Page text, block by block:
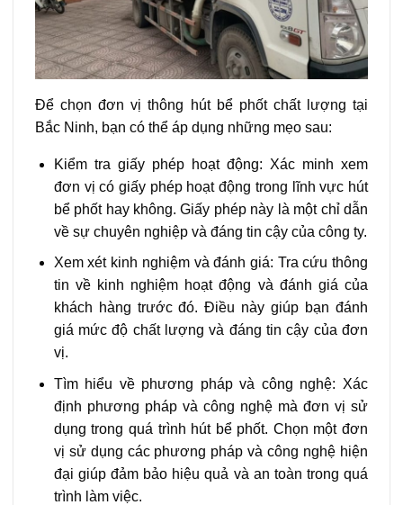
Để chọn đơn vị thông hút bể phốt chất lượng tại
Bắc Ninh, bạn có thể áp dụng những mẹo sau:
Kiểm tra giấy phép hoạt động: Xác minh xem
đơn vị có giấy phép hoạt động trong lĩnh vực hút
bể phốt hay không. Giấy phép này là một chỉ dẫn
về sự chuyên nghiệp và đáng tin cậy của công ty.
Xem xét kinh nghiệm và đánh giá: Tra cứu thông
tin về kinh nghiệm hoạt động và đánh giá của
khách hàng trước đó. Điều này giúp bạn đánh
giá mức độ chất lượng và đáng tin cậy của đơn
vị.
Tìm hiểu về phương pháp và công nghệ: Xác
định phương pháp và công nghệ mà đơn vị sử
dụng trong quá trình hút bể phốt. Chọn một đơn
vị sử dụng các phương pháp và công nghệ hiện
đại giúp đảm bảo hiệu quả và an toàn trong quá
trình làm việc.